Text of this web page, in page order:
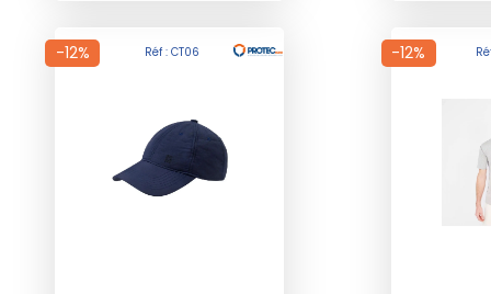
-12% Réf : CT06 -12%